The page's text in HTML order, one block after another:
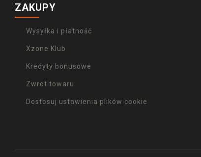
ZAKUPY
Wysyłka i płatność
Xzone Klub
Kredyty bonusowe
Zwrot towaru
Dostosuj ustawienia plików cookie